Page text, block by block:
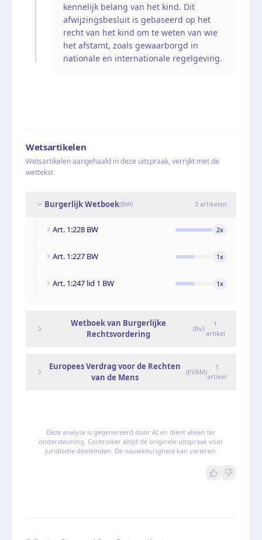
kennelijk belang van het kind. Dit
afwijzingsbesluit is gebaseerd op het
recht van het kind om te weten van wie
het afstamt, zoals gewaarborgd in
nationale en internationale regelgeving.
Wetsartikelen
Wetsartikelen aangehaald in deze uitspraak, verrijkt met de
wettekst
Burgerlijk Wetboek(BW) 3 artikelen
Art. 1:228 BW 2x
Art. 1:227 BW 1x
Art. 1:247 lid 1 BW 1x
Wetboek van Burgerlijke
Rechtsvordering
(Rv)
1
artikel
Europees Verdrag voor de Rechten
van de Mens
(EVRM)
1
artikel
Deze analyse is gegenereerd door AI en dient alleen ter
ondersteuning. Controleer altijd de originele uitspraak voor
juridische doeleinden. De nauwkeurigheid kan variëren.